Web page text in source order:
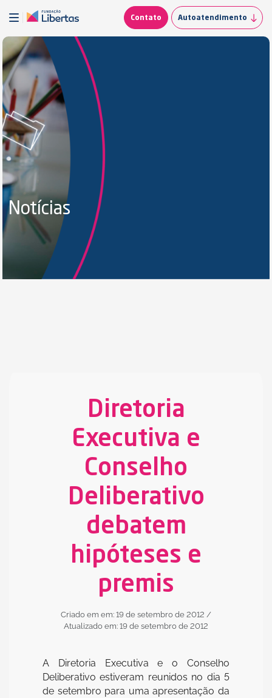
Contato Autoatendimento
Notícias
Diretoria
Executiva e
Conselho
Deliberativo
debatem
hipóteses e
premis
Criado em em: 19 de setembro de 2012 /
Atualizado em: 19 de setembro de 2012
A Diretoria Executiva e o Conselho
Deliberativo estiveram reunidos no dia 5
de setembro para uma apresentação da